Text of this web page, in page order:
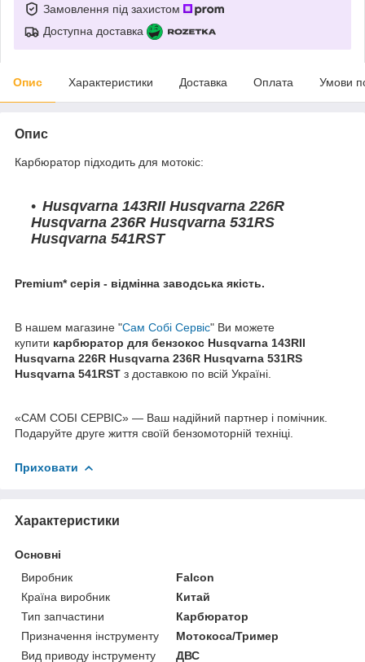
Замовлення під захистом
Доступна доставка
Опис Характеристики Доставка Оплата Умови
Опис
Карбюратор підходить для мотокіс:
Husqvarna 143RII Husqvarna 226R
Husqvarna 236R Husqvarna 531RS
Husqvarna 541RST
Premium* серія - відмінна заводська якість.
В нашем магазине "Сам Собі Сервіс" Ви можете
купити карбюратор для бензокос Husqvarna 143RII
Husqvarna 226R Husqvarna 236R Husqvarna 531RS
Husqvarna 541RST з доставкою по всій Україні.
«САМ СОБІ СЕРВІС» — Ваш надійний партнер і помічник.
Подаруйте друге життя своїй бензомоторній техніці.
Приховати
Характеристики
Основні
Виробник
Falcon
Країна виробник
Китай
Тип запчастини
Карбюратор
Призначення інструменту
Мотокоса/Тример
Вид приводу інструменту
ДВС